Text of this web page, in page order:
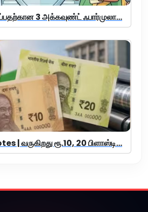
3 அக்கவுண்ட் ஃபார்முலா...
| வருகிறது ரூ.10, 20 பிளாஸ்டி...